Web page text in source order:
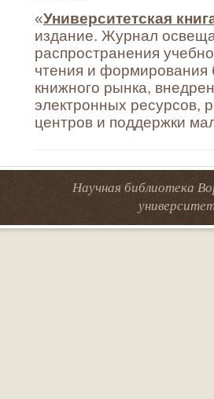
«Университетская
издание. Журнал
распространения
чтения и формирования
книжного рынка,
электронных ресурсов,
центров и поддержки
Научная библиотека